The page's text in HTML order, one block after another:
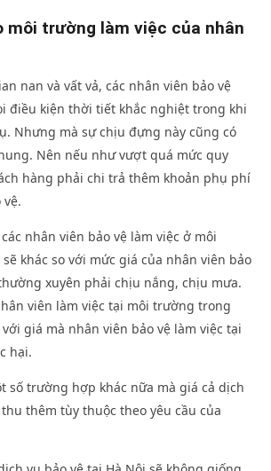
môi trường làm việc của nhân
nan và vất vả, các nhân viên bảo vệ
điều kiện thời tiết khắc nghiệt trong khi
Nhưng mà sự chịu đựng này cũng có
Nên nếu như vượt quá mức quy
hàng phải chi trả thêm khoản phụ phí
nhân viên bảo vệ làm việc ở môi
khác so với mức giá của nhân viên bảo
xuyên phải chịu nắng, chịu mưa.
viên làm việc tại môi trường trong
giá mà nhân viên bảo vệ làm việc tại
hại.
số trường hợp khác nữa mà giá cả dịch
thêm tùy thuộc theo yêu cầu của